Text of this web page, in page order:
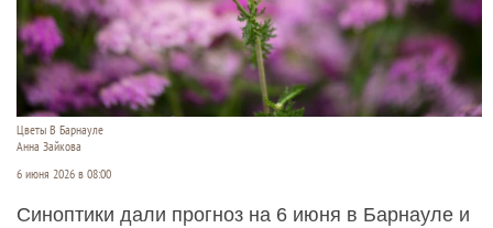
Цветы В Барнауле
Анна Зайкова
6 июня 2026 в 08:00
Синоптики дали прогноз на 6 июня в Барнауле и